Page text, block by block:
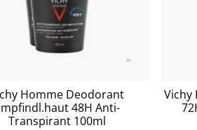
Homme Deodorant
48H Anti-
Transpirant 100ml
Vichy